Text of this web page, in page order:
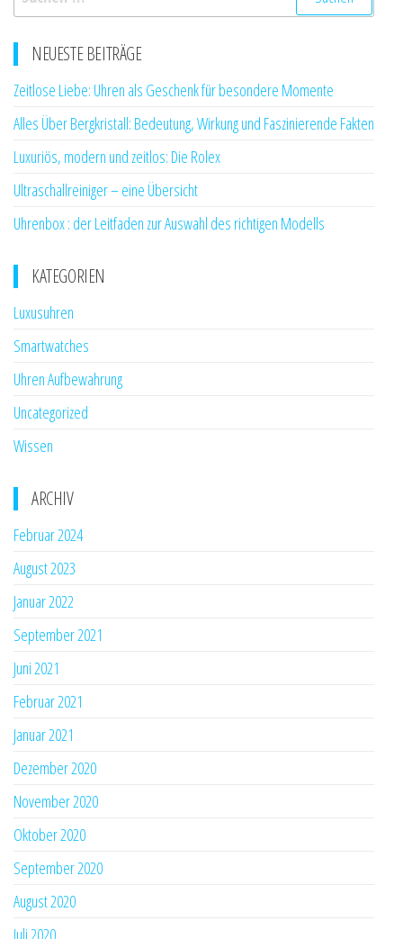
nach:
NEUESTE BEITRÄGE
Zeitlose Liebe: Uhren als Geschenk für besondere Momente
Alles Über Bergkristall: Bedeutung, Wirkung und Faszinierende Fakten
Luxuriös, modern und zeitlos: Die Rolex
Ultraschallreiniger – eine Übersicht
Uhrenbox : der Leitfaden zur Auswahl des richtigen Modells
KATEGORIEN
Luxusuhren
Smartwatches
Uhren Aufbewahrung
Uncategorized
Wissen
ARCHIV
Februar 2024
August 2023
Januar 2022
September 2021
Juni 2021
Februar 2021
Januar 2021
Dezember 2020
November 2020
Oktober 2020
September 2020
August 2020